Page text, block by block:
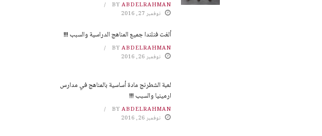
BY ABDELRAHMAN
نوفمبر 27, 2016
ألغت فنلندا جميع المناهج الدراسية والسبب !!!
BY ABDELRAHMAN
نوفمبر 26, 2016
لعبة الشطرنج مادة أساسية بالمناهج في مدارس
ارمينيا والسبب !!!
BY ABDELRAHMAN
نوفمبر 26, 2016